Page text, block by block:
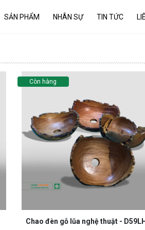
SẢN PHẨM NHÂN SỰ TIN TỨC
Chao đèn gỗ lũa nghệ thuật -
Còn hàng